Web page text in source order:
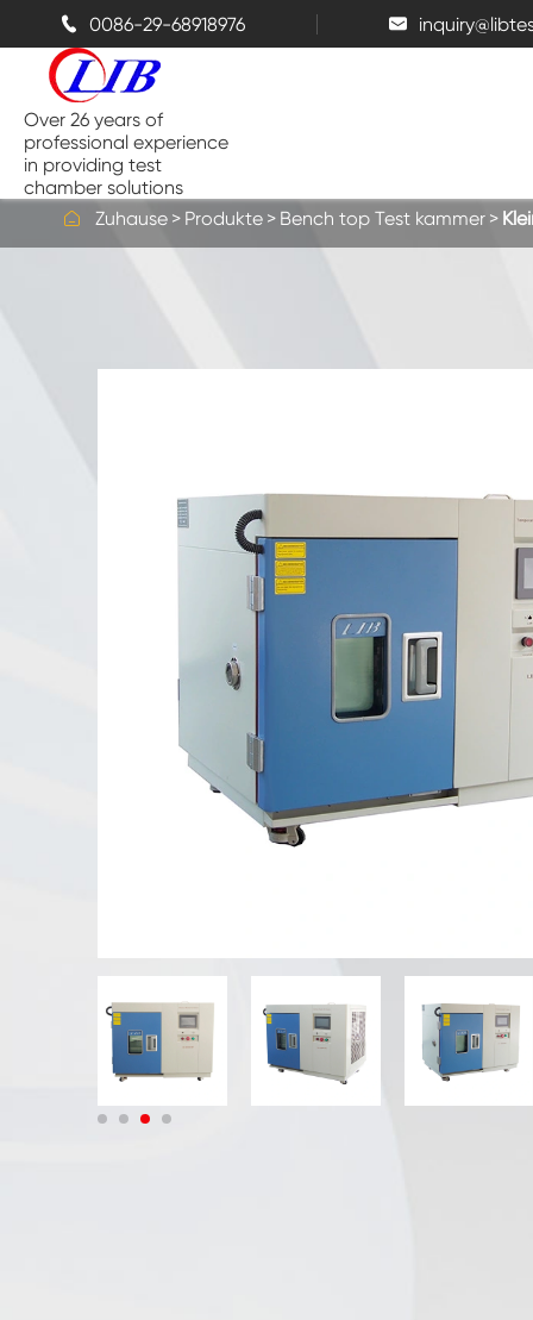
 0086-29-68918976 
Over 26 years of
professional experience
in providing test
chamber solutions
Bench top Test kammer
Salz sprüh kammern
UV-Verwitterung tester
Regen Test kammer
Spezielle Test kammer
 Zuhause Produkte Bench top Test kammer